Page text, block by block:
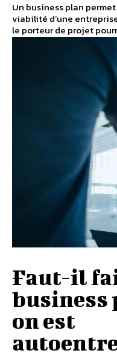
Un business plan
viabilité d’une
le porteur de projet
Faut-il
business
on est